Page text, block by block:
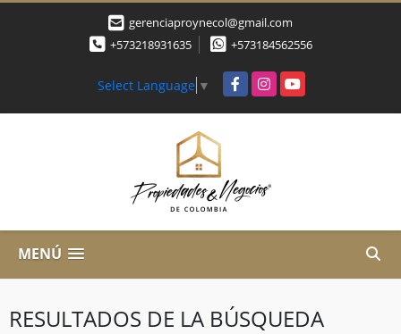
gerenciaproynecol@gmail.com
+573218931635
+573184562556
Select Language ▼ FacebookInstagramYouTube
MENÚ
RESULTADOS DE LA BÚSQUEDA